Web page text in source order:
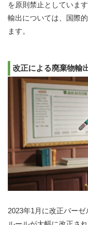
を原則禁止としていま
輸出については、国際
ます。
改正による廃棄物輸
2023年1月に改正バー